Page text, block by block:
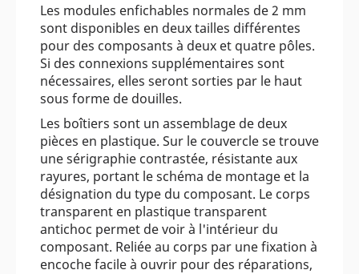
Les modules enfichables normales de 2 mm
sont disponibles en deux tailles différentes
pour des composants à deux et quatre pôles.
Si des connexions supplémentaires sont
nécessaires, elles seront sorties par le haut
sous forme de douilles.
Les boîtiers sont un assemblage de deux
pièces en plastique. Sur le couvercle se trouve
une sérigraphie contrastée, résistante aux
rayures, portant le schéma de montage et la
désignation du type du composant. Le corps
transparent en plastique transparent
antichoc permet de voir à l'intérieur du
composant. Reliée au corps par une fixation à
encoche facile à ouvrir pour des réparations,